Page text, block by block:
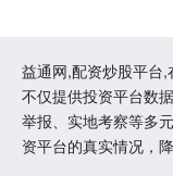
益通网,配资炒股平台
不仅提供投资平台数
举报、实地考察等多
资平台的真实情况，